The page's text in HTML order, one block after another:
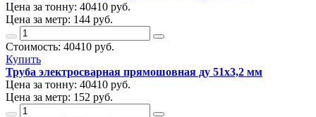
Цена за тонну: 40410 руб.
Цена за метр: 144 руб.
Стоимость: 40410 руб.
Купить
Труба электросварная прямошовная ду 51х3,2 мм
Цена за тонну: 40410 руб.
Цена за метр: 152 руб.